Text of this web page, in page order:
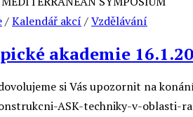
/Kalendář akcí /Vzdělávání
akademie
si Vás upozornit na
ASK-techniky-v-oblasti-